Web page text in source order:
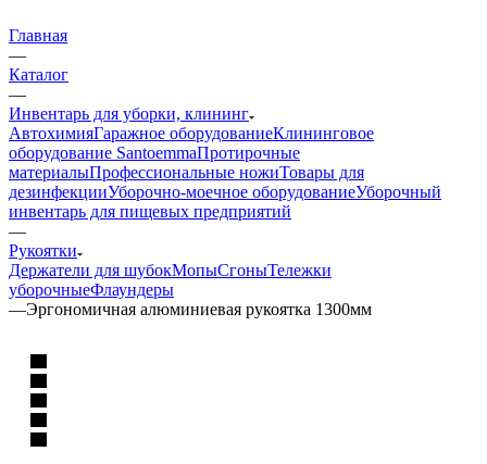
Главная
—
Каталог
—
Инвентарь для уборки, клининг
АвтохимияГаражное оборудованиеКлининговое
оборудование SantoemmaПротирочные
материалыПрофессиональные ножиТовары для
дезинфекцииУборочно-моечное оборудованиеУборочный
инвентарь для пищевых предприятий
—
Рукоятки
Держатели для шубокМопыСгоныТележки
уборочныеФлаундеры
—Эргономичная алюминиевая рукоятка 1300мм